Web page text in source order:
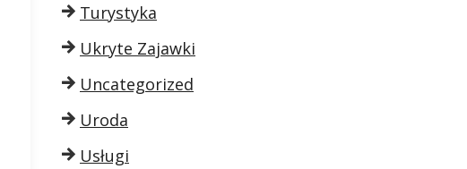
Turystyka
Ukryte Zajawki
Uncategorized
Uroda
Usługi